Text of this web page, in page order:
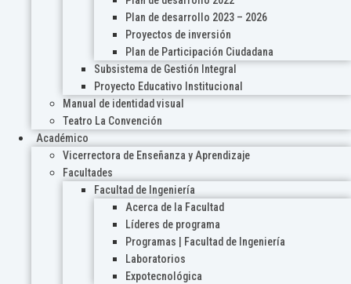
Plan de desarrollo 2023 – 2026
Proyectos de inversión
Plan de Participación Ciudadana
Subsistema de Gestión Integral
Proyecto Educativo Institucional
Manual de identidad visual
Teatro La Convención
Académico
Vicerrectora de Enseñanza y Aprendizaje
Facultades
Facultad de Ingeniería
Acerca de la Facultad
Líderes de programa
Programas | Facultad de Ingeniería
Laboratorios
Expotecnológica